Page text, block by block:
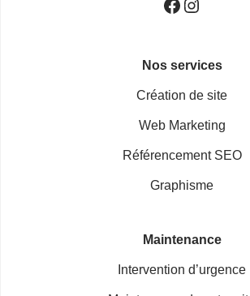
Nos services
Création de site
Web Marketing
Référencement SEO
Graphisme
Maintenance
Intervention d’urgence